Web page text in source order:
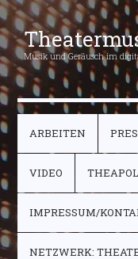
Musik und Geräusch im
ARBEITEN
VIDEO
IMPRESSUM/
NETZWERK: